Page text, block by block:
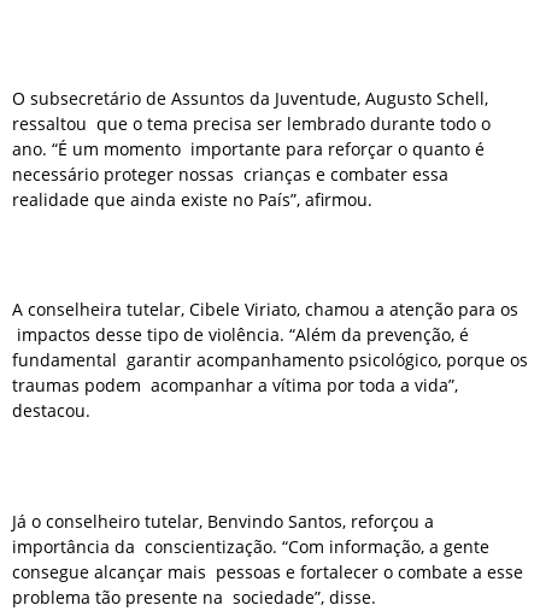
O subsecretário de Assuntos da Juventude, Augusto Schell,
ressaltou que o tema precisa ser lembrado durante todo o
ano. “É um momento importante para reforçar o quanto é
necessário proteger nossas crianças e combater essa
realidade que ainda existe no País”, afirmou.
A conselheira tutelar, Cibele Viriato, chamou a atenção para os
impactos desse tipo de violência. “Além da prevenção, é
fundamental garantir acompanhamento psicológico, porque os
traumas podem acompanhar a vítima por toda a vida”,
destacou.
Já o conselheiro tutelar, Benvindo Santos, reforçou a
importância da conscientização. “Com informação, a gente
consegue alcançar mais pessoas e fortalecer o combate a esse
problema tão presente na sociedade”, disse.